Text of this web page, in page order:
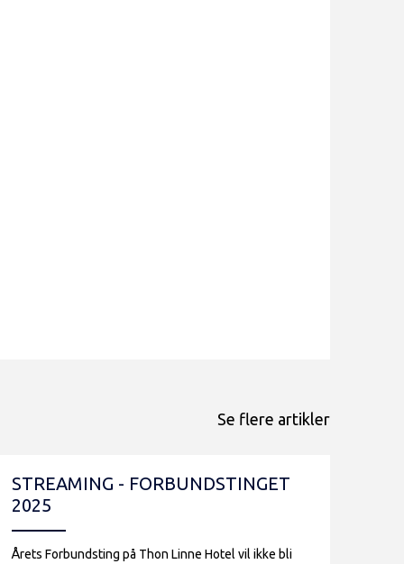
Se flere artikler
STREAMING - FORBUNDSTINGET
2025
Årets Forbundsting på Thon Linne Hotel vil ikke bli